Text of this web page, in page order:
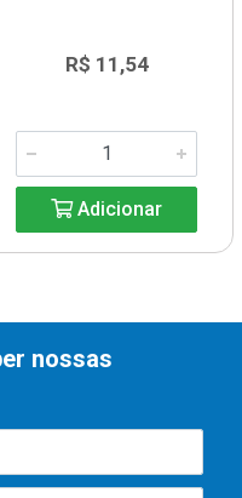
R$ 11,54
Adicionar
nossas